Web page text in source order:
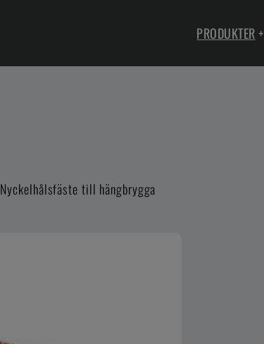
PRODUKTER+
Nyckelhålsfäste till hängbrygga